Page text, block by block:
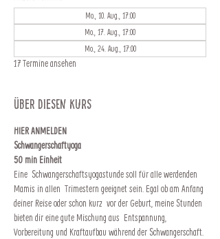
Mo., 10. Aug., 17:00
Mo., 17. Aug., 17:00
Mo., 24. Aug., 17:00
17 Termine ansehen
Über diesen Kurs
HIER ANMELDEN
Schwangerschaftyoga
50 min Einheit
Eine  Schwangerschaftsyogastunde soll für alle werdenden
Mamis in allen  Trimestern geeignet sein. Egal ob am Anfang
deiner Reise oder schon kurz  vor der Geburt, meine Stunden
bieten dir eine gute Mischung aus  Entspannung,
Vorbereitung und Kraftaufbau während der Schwangerschaft.